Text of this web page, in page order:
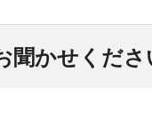
聞かせくださ